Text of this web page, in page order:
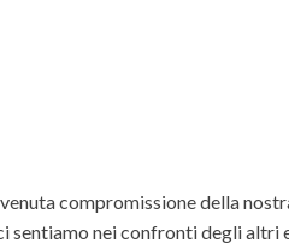
compromissione della
sentiamo nei confronti degli